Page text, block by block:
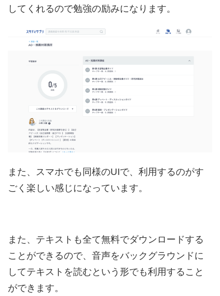
してくれるので勉強の励みになります。
また、スマホでも同様のUIで、利用するのがす
ごく楽しい感じになっています。
また、テキストも全て無料でダウンロードする
ことができるので、音声をバックグラウンドに
してテキストを読むという形でも利用すること
ができます。